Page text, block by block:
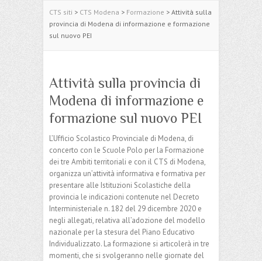
CTS siti > CTS Modena > Formazione > Attività sulla
provincia di Modena di informazione e formazione
sul nuovo PEI
Attività sulla provincia di
Modena di informazione e
formazione sul nuovo PEI
L’Ufficio Scolastico Provinciale di Modena, di
concerto con le Scuole Polo per la Formazione
dei tre Ambiti territoriali e con il CTS di Modena,
organizza un’attività informativa e formativa per
presentare alle Istituzioni Scolastiche della
provincia le indicazioni contenute nel Decreto
Interministeriale n. 182 del 29 dicembre 2020 e
negli allegati, relativa all’adozione del modello
nazionale per la stesura del Piano Educativo
Individualizzato. La formazione si articolerà in tre
momenti, che si svolgeranno nelle giornate del